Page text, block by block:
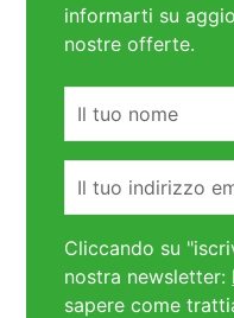
informarti su
nostre offerte.
Cliccando su
nostra newsletter:
sapere come